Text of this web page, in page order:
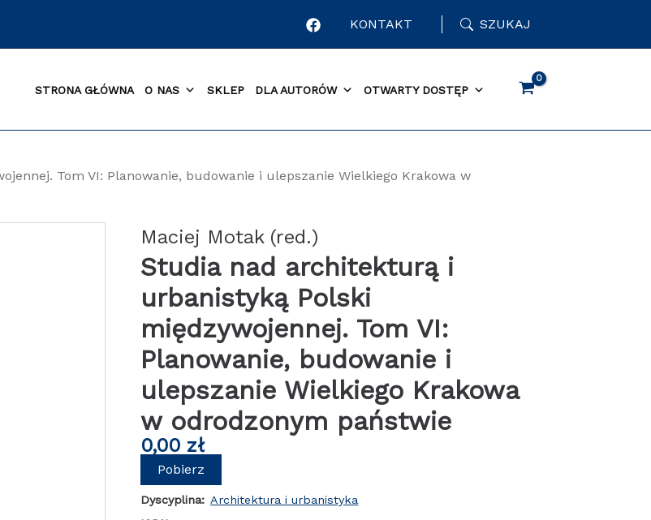
KONTAKT SZUKAJ
STRONA GŁÓWNA O NAS SKLEP DLA AUTORÓW OTWARTY DOSTĘP
Tom VI: Planowanie, budowanie i ulepszanie Wielkiego Krakowa w
Maciej Motak (red.)
Studia nad architekturą i
urbanistyką Polski
międzywojennej. Tom VI:
Planowanie, budowanie i
ulepszanie Wielkiego Krakowa
w odrodzonym państwie
0,00 zł
Pobierz
Dyscyplina: Architektura i urbanistyka